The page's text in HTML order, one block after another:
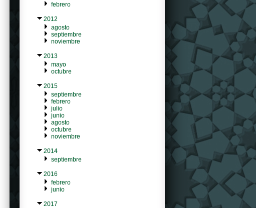
febrero
2012
agosto
septiembre
noviembre
2013
mayo
octubre
2015
septiembre
febrero
julio
junio
agosto
octubre
noviembre
2014
septiembre
2016
febrero
junio
2017